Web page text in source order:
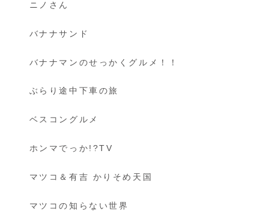
ニノさん
バナナサンド
バナナマンのせっかくグルメ！！
ぶらり途中下車の旅
ベスコングルメ
ホンマでっか!?TV
マツコ＆有吉 かりそめ天国
マツコの知らない世界